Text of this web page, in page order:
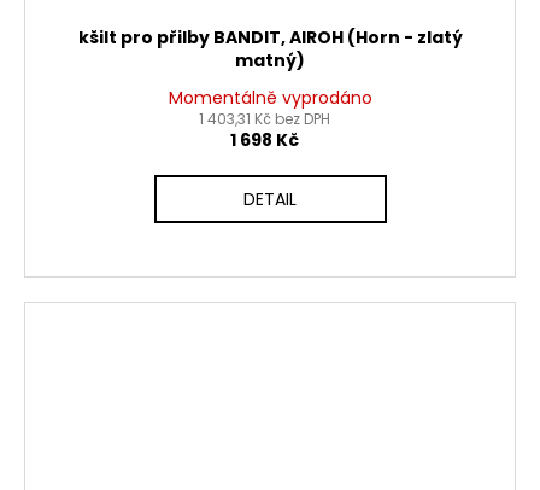
kšilt pro přilby BANDIT, AIROH (Horn - zlatý
matný)
Momentálně vyprodáno
1 403,31 Kč bez DPH
1 698 Kč
DETAIL